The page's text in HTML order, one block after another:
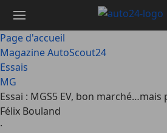
contenu
principal
Page d'accueil
Magazine AutoScout24
Essais
MG
Essai : MGS5 EV, bon marché…mais
Félix Bouland
·